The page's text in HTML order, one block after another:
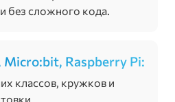
без сложного кода.
Raspberry Pi:
классов, кружков и